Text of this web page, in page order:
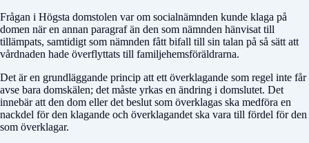
Frågan i Högsta domstolen var om socialnämnden kunde klaga på
domen när en annan paragraf än den som nämnden hänvisat till
tillämpats, samtidigt som nämnden fått bifall till sin talan på så sätt att
vårdnaden hade överflyttats till familjehemsföräldrarna.
Det är en grundläggande princip att ett överklagande som regel inte får
avse bara domskälen; det måste yrkas en ändring i domslutet. Det
innebär att den dom eller det beslut som överklagas ska medföra en
nackdel för den klagande och överklagandet ska vara till fördel för den
som överklagar.